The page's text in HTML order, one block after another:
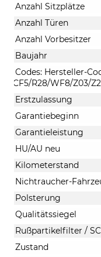
Anzahl Sitzplätze
Anzahl Türen
Anzahl Vorbesitzer
Baujahr
Codes: Hersteller-
R28/WF8/Z03/
Erstzulassung
Garantiebeginn
Garantieleistung
HU/AU neu
Kilometerstand
Nichtraucher-
Polsterung
Qualitätssiegel
Rußpartikelfilter /
Zustand